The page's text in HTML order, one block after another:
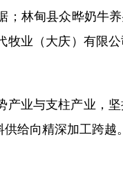
林甸县众晔奶牛
业（大庆）有限
业与支柱产业，
给向精深加工跨越。